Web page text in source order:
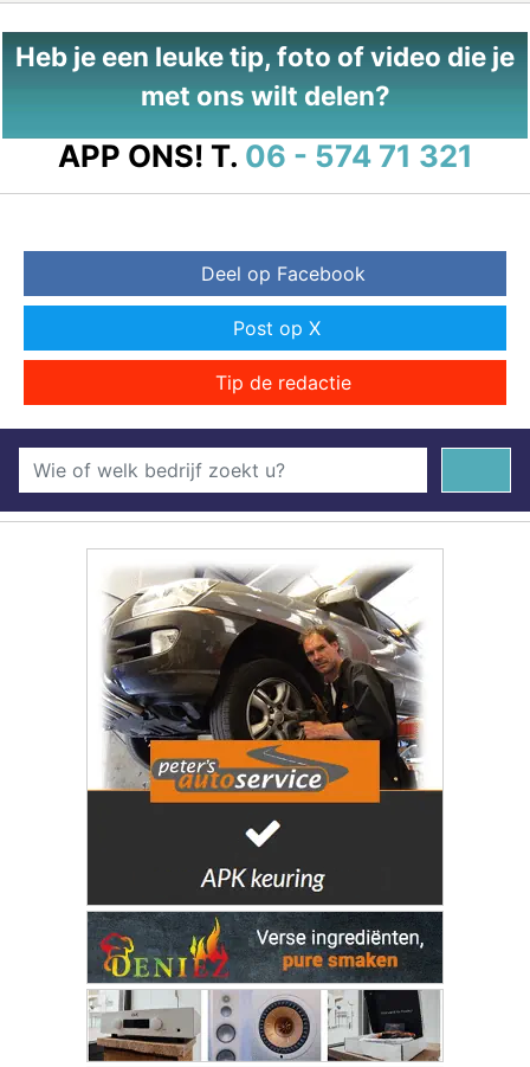
Heb je een leuke tip, foto of video die je
met ons wilt delen?
APP ONS! T. 06 - 574 71 321
Deel op Facebook
Post op X
Tip de redactie